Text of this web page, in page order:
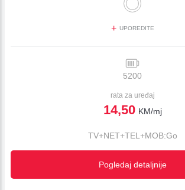
+ UPOREDITE
5200
rata za uređaj
14,50 KM/mj
TV+NET+TEL+MOB:Go
Pogledaj detaljnije